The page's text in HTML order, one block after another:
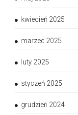
kwiecień 2025
marzec 2025
luty 2025
styczeń 2025
grudzień 2024